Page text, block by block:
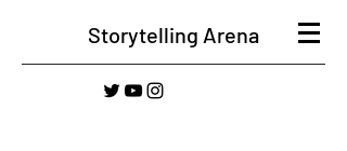
Storytelling Arena